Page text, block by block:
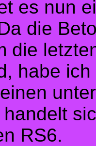
es nun
die
die
habe
RS6.